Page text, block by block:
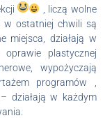
, liczą wolne
w ostatniej chwili są
miejsca, działają w
plastycznej
wypożyczają
programów ,
działają w każdym